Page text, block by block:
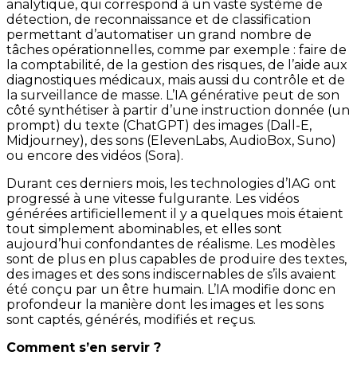
analytique, qui correspond à un vaste système de
détection, de reconnaissance et de classification
permettant d’automatiser un grand nombre de
tâches opérationnelles, comme par exemple : faire de
la comptabilité, de la gestion des risques, de l’aide aux
diagnostiques médicaux, mais aussi du contrôle et de
la surveillance de masse. L’IA générative peut de son
côté synthétiser à partir d’une instruction donnée (un
prompt) du texte (ChatGPT) des images (Dall-E,
Midjourney), des sons (ElevenLabs, AudioBox, Suno)
ou encore des vidéos (Sora).
Durant ces derniers mois, les technologies d’IAG ont
progressé à une vitesse fulgurante. Les vidéos
générées artificiellement il y a quelques mois étaient
tout simplement abominables, et elles sont
aujourd’hui confondantes de réalisme. Les modèles
sont de plus en plus capables de produire des textes,
des images et des sons indiscernables de s’ils avaient
été conçu par un être humain. L’IA modifie donc en
profondeur la manière dont les images et les sons
sont captés, générés, modifiés et reçus.
Comment s’en servir ?